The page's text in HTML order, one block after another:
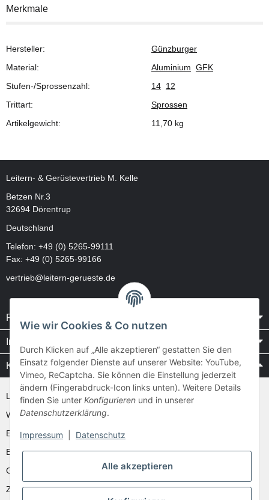
Merkmale
Hersteller:
Günzburger
Material:
Aluminium GFK
Stufen-/Sprossenzahl:
14 12
Trittart:
Sprossen
Artikelgewicht:
11,70 kg
Leitern- & Gerüstevertrieb M. Kelle
Betzen Nr.3
32694 Dörentrup
Deutschland
Telefon: +49 (0) 5265-99111
Fax: +49 (0) 5265-99166
vertrieb@leitern-gerueste.de
Rechtliches
Informationen
Kataloge / Videos
Layher Videos und Downloads
WAKÜ
Ernst
Euroline
Günzburger
Zarges
Wie wir Cookies & Co nutzen
Durch Klicken auf „Alle akzeptieren“ gestatten Sie den
Einsatz folgender Dienste auf unserer Website: YouTube,
Vimeo, ReCaptcha. Sie können die Einstellung jederzeit
ändern (Fingerabdruck-Icon links unten). Weitere Details
finden Sie unter Konfigurieren und in unserer
Datenschutzerklärung.
Impressum Datenschutz
Alle akzeptieren